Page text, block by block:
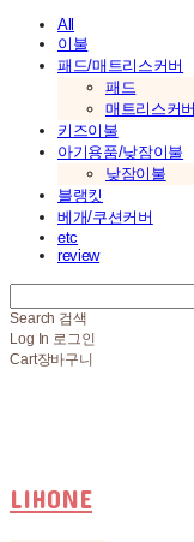
All
이불
패드/매트리스커버
패드
매트리스커버
키즈이불
아기용품/낮잠이불
낮잠이불
블랭킷
베개/쿠션커버
etc
review
Search 검색
Log In 로그인
Cart장바구니
LIHONE